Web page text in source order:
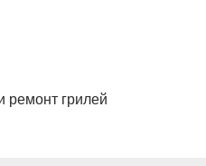
ремонт грилей